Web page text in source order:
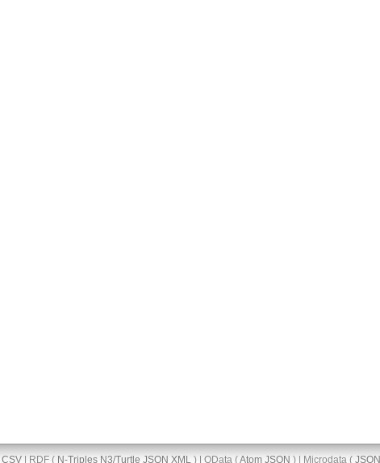
CSV| RDF ( N-Triples N3/Turtle JSON XML) | OData (Atom JSON ) | Microdata ( JSON